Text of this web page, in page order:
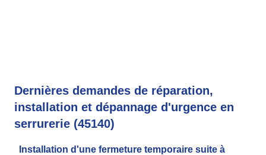
Dernières demandes de réparation,
installation et dépannage d'urgence en
serrurerie (45140)
Installation d'une fermeture temporaire suite à